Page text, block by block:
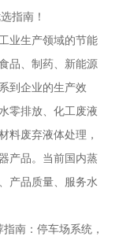
指南！
业生产领域的节能
品、制药、新能源
到企业的生产效
零排放、化工废液
料废弃液体处理，
产品。当前国内蒸
产品质量、服务水
南：停车场系统，